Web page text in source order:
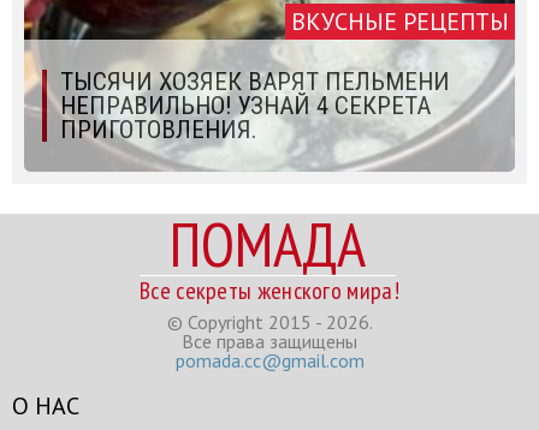
ВКУСНЫЕ РЕЦЕПТЫ
ТЫСЯЧИ ХОЗЯЕК ВАРЯТ ПЕЛЬМЕНИ
НЕПРАВИЛЬНО! УЗНАЙ 4 СЕКРЕТА
ПРИГОТОВЛЕНИЯ.
ПОМАДА
Все секреты женского мира!
© Copyright 2015 - 2026.
Все права защищены
pomada.cc@gmail.com
О НАС